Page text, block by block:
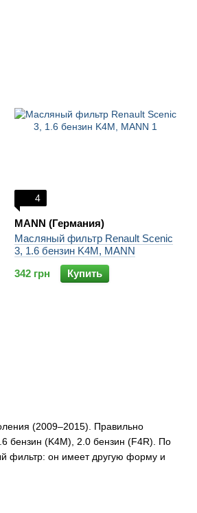
(2009–2015). Правильно
бензин (K4M), 2.0 бензин (F4R). По
фильтр: он имеет другую форму и
4
MANN (Германия)
Масляный фильтр Renault Scenic
3, 1.6 бензин K4M, MANN
342 грн
Купить